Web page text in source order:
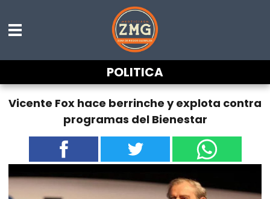
POLITICA
Vicente Fox hace berrinche y explota contra
programas del Bienestar